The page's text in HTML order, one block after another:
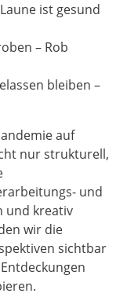
ist gesund
– Rob
bleiben –
auf
nur strukturell,
und
und kreativ
wir die
sichtbar